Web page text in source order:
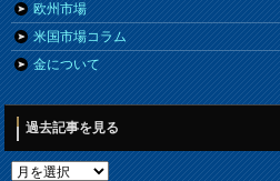
欧州市場
米国市場コラム
金について
過去記事を見る